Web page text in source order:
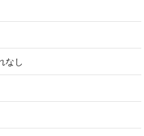
なし